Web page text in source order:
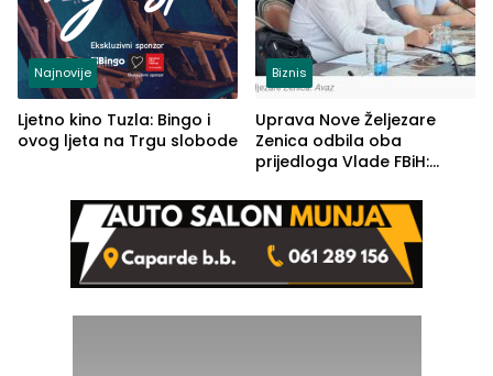
Najnovije
Ljetno kino Tuzla: Bingo i
ovog ljeta na Trgu slobode
Biznis
Uprava Nove Željezare
Zenica odbila oba
prijedloga Vlade FBiH:
rješenje